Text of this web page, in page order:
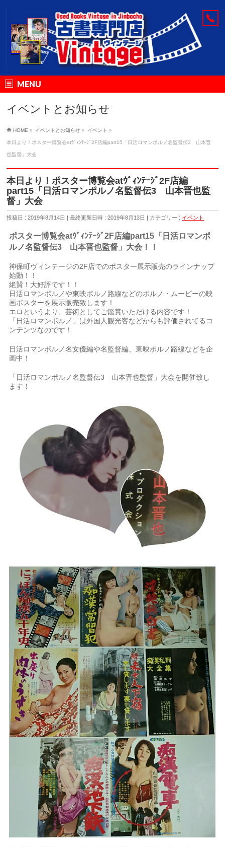
MENU
イベントとお知らせ
HOME » イベントとお知らせ » イベント »
本日より！ポスター博覧会atｳﾞｨﾝﾃｰｼﾞ2F店編part15「日活ロマンポルノ名監督伝3 山本晋
也監督」大会
本日より！ポスター博覧会atｳﾞｨﾝﾃｰｼﾞ2F店編
part15「日活ロマンポルノ名監督伝3 山本晋也監
督」大会
投稿日 : 2019年8月14日 最終更新日時 : 2019年8月13日 カテゴリー : イベント
ポスター博覧会atｳﾞｨﾝﾃｰｼﾞ2F店編part15「日活ロマンポ
ルノ名監督伝3 山本晋也監督」大会 ！ ！
神保町ヴィンテージの2F店でのポスター展示販売のラインナップ
始動！！
絶賛！大好評です！！
日活ロマンポルノや東映ポルノ路線などのポルノ・ムービーの映
画ポスターを展示販売致します！
エロというより、芸術としてご鑑賞いただける内容です！
「日活ロマンポルノ」は外国人観光客などからも評価されてるコ
ンテンツなのです！
日活ロマンポルノ名女優編や名監督編、東映ポルノ路線などを企
画中！
「日活ロマンポルノ名監督伝3 山本晋也監督」大会を開催致し
ます！